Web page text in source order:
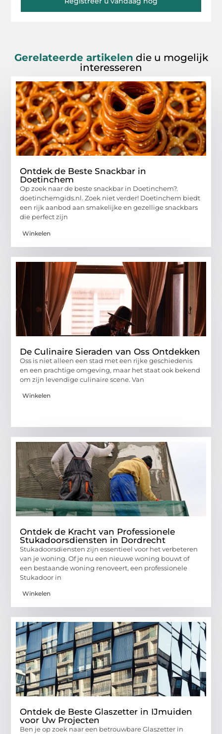
Gerelateerde artikelen die u mogelijk
interesseren
Ontdek de Beste Snackbar in
Doetinchem
Op zoek naar de beste snackbar in Doetinchem?.
doetinchemgids.nl. Zoek niet verder! Doetinchem biedt
een rijk aanbod aan smakelijke en gezellige snackbars
die perfect zijn
Winkelen
De Culinaire Sieraden van Oss Ontdekken
Oss is niet alleen een stad met een rijke geschiedenis
en een prachtige omgeving, maar het staat ook bekend
om zijn levendige culinaire scene. Van
Winkelen
Ontdek de Kracht van Professionele
Stukadoorsdiensten in Dordrecht
Stukadoorsdiensten zijn essentieel voor het verbeteren
van je woning. Of je nu een nieuwe woning bouwt of
een bestaande woning renoveert, een professionele
Stukadoor in
Winkelen
Ontdek de Beste Glaszetter in IJmuiden
voor Uw Projecten
Ben je op zoek naar een betrouwbare Glaszetter in